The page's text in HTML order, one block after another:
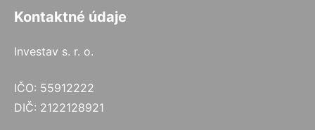
Kontaktné údaje
Investav s. r. o.
IČO: 55912222
DIČ: 2122128921